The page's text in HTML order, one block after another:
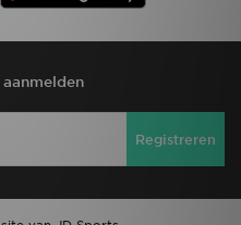
Registreren